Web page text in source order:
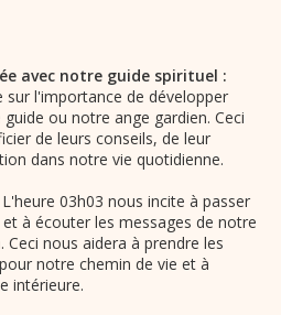
avec notre guide spirituel :
sur l'importance de développer
ou notre ange gardien. Ceci
de leurs conseils, de leur
dans notre vie quotidienne.
L'heure 03h03 nous incite à passer
à écouter les messages de notre
nous aidera à prendre les
notre chemin de vie et à
intérieure.